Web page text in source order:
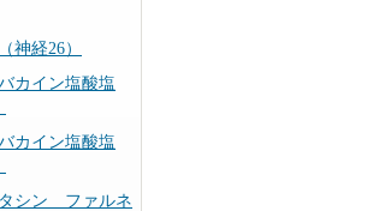
経26）
カイン塩酸塩
カイン塩酸塩
シン ファルネ